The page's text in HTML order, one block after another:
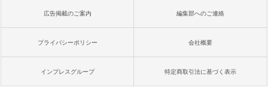
広告掲載のご案内 編集部へのご連絡
プライバシーポリシー 会社概要
インプレスグループ 特定商取引法に基づく表示